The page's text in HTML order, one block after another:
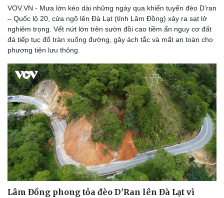
VOV.VN - Mưa lớn kéo dài những ngày qua khiến tuyến đèo D’ran
– Quốc lộ 20, cửa ngõ lên Đà Lạt (tỉnh Lâm Đồng) xảy ra sạt lở
nghiêm trọng. Vết nứt lớn trên sườn đồi cao tiềm ẩn nguy cơ đất
đá tiếp tục đổ tràn xuống đường, gây ách tắc và mất an toàn cho
phương tiện lưu thông.
Lâm Đồng phong tỏa đèo D'Ran lên Đà Lạt vì